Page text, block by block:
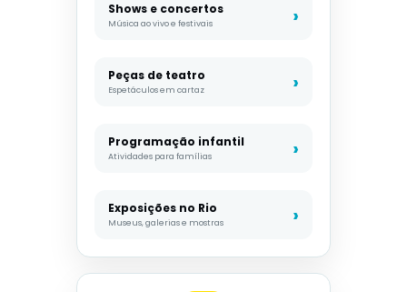
Shows e concertos
Música ao vivo e festivais
Peças de teatro
Espetáculos em cartaz
Programação infantil
Atividades para famílias
Exposições no Rio
Museus, galerias e mostras